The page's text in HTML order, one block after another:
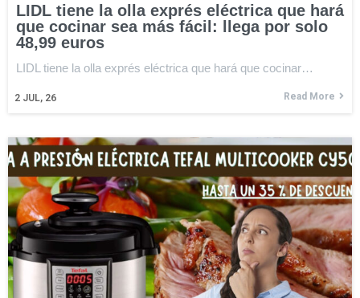
LIDL tiene la olla exprés eléctrica que hará
que cocinar sea más fácil: llega por solo
48,99 euros
2 JUL, 26
LIDL tiene la olla exprés eléctrica que hará que cocinar…
Read More